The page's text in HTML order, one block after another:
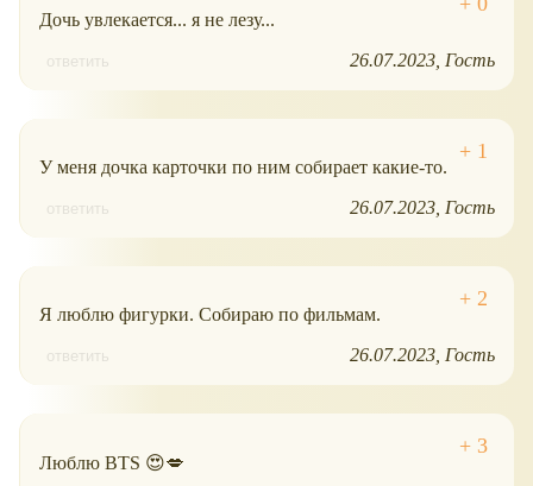
Дочь увлекается... я не лезу...
ответить 26.07.2023 Гость
У меня дочка карточки по ним собирает какие-то.
ответить 26.07.2023 Гость
Я люблю фигурки. Собираю по фильмам.
ответить 26.07.2023 Гость
Люблю BTS 😍💋